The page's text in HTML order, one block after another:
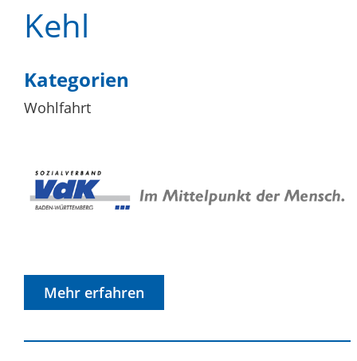
Kehl
Kategorien
Wohlfahrt
Mehr erfahren